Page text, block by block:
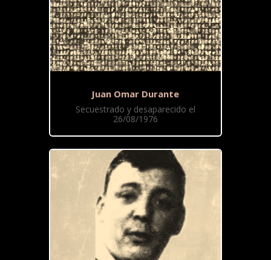
Juan Omar Durante
Secuestrado y desaparecido el
26/08/1976